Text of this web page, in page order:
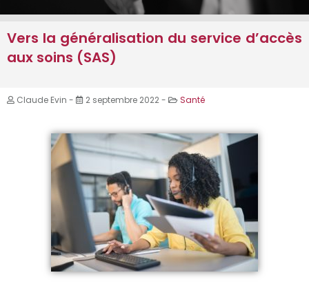
Vers la généralisation du service d’accès
aux soins (SAS)
Claude Evin - 2 septembre 2022 - Santé